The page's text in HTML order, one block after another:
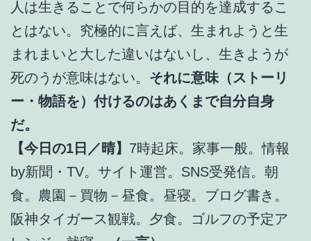
人は生きることで何らかの目的を達成するこ
とはない。究極的に言えば、生まれようと生
まれまいと大した違いはないし、生きようが
死のうが意味はない。 それに意味（ストーリ
ー・物語を）付けるのはあくまで自分自身
だ。
【今日の1日／晴】 7時起床。家事一般。情報
by新聞・TV。サイト運営。SNS受発信。朝
食。農園－買物－昼食。昼寝。ブログ書き。
阪神タイガース観戦。夕食。ゴルフの予定ア